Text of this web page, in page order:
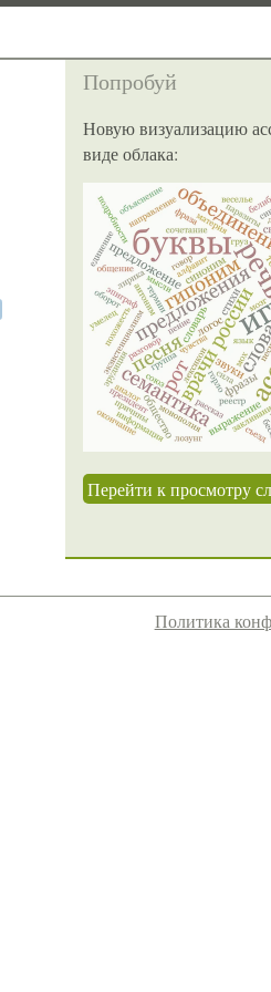
Попробуй
Новую визуализацию
виде облака:
Перейти к просмотру
Политика